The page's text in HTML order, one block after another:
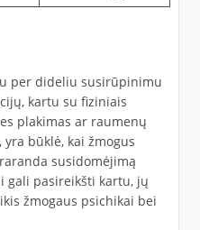
per dideliu susirūpinimu
kartu su fiziniais
plakimas ar raumenų
yra būklė, kai žmogus
susidomėjimą
gali pasireikšti kartu, jų
žmogaus psichikai bei